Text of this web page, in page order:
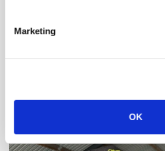
Marketing
OK
marked for biokul